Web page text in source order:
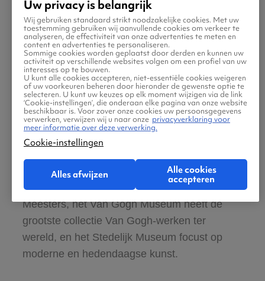
musea van Nederland. Het Rijksmuseum toont
de Nachtwacht van Rembrandt en Hollandse
Meesters, het Van Gogh Museum heeft de
grootste collectie Van Gogh-werken ter
wereld, en het Stedelijk Museum focust op
moderne en hedendaagse kunst.
Uw privacy is belangrijk
Wij gebruiken standaard strikt noodzakelijke cookies. Met uw
toestemming gebruiken wij aanvullende cookies om verkeer te
analyseren, de effectiviteit van onze advertenties te meten en
content en advertenties te personaliseren.
Sommige cookies worden geplaatst door derden en kunnen uw
activiteit op verschillende websites volgen om een profiel van uw
interesses op te bouwen.
U kunt alle cookies accepteren, niet-essentiële cookies weigeren
of uw voorkeuren beheren door hieronder de gewenste optie te
selecteren. U kunt uw keuzes op elk moment wijzigen via de link
‘Cookie-instellingen’, die onderaan elke pagina van onze website
beschikbaar is. Voor zover onze cookies uw persoonsgegevens
verwerken, verwijzen wij u naar onze privacyverklaring voor
meer informatie over deze verwerking.
Cookie-instellingen
Alles afwijzen
Alle cookies
accepteren